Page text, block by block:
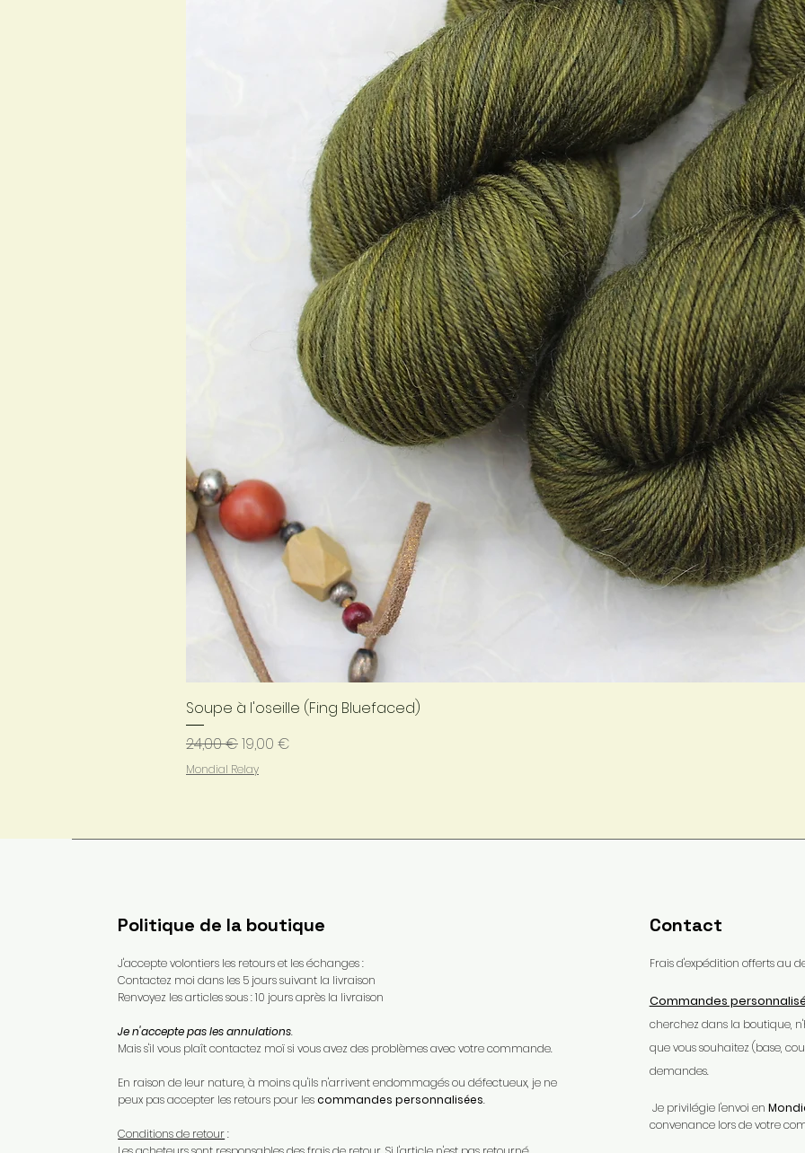
Soupe à l'oseille (Fing Bluefaced)
Prix original
24,00 €Prix promotionnel
19,00 €
Mondial Relay
Politique de la boutique
J'accepte volontiers les retours et les échanges :
Contactez moi dans les 5 jours suivant la livraison
Renvoyez les articles sous : 10 jours après la livraison
Je n'accepte pas les annulations.
Mais s'il vous plaît contactez moï si vous avez des problèmes avec votre commande.​
En raison de leur nature, à moins qu'ils n'arrivent endommagés ou défectueux, je ne
peux pas accepter les retours pour lescommandes personnalisées.​
Conditions de retour:
Contact
Frais d'expédition offerts au
Commandes
cherchez dans la boutique,
que vous souhaitez (base,
demandes.
Je privilégie l'envoi en
convenance lors de votre